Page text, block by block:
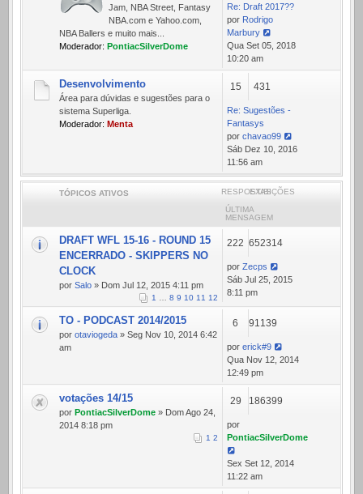
Jam, NBA Street, Fantasy
NBA.com e Yahoo.com,
NBA Ballers e muito mais...
Moderador: PontiacSilverDome
Re: Draft 2017??
por Rodrigo
Marbury
Ver
última
mensagem
Qua Set 05, 2018
10:20 am
Desenvolvimento
Área para dúvidas e sugestões para o
sistema Superliga.
Moderador: Menta
15 431
Re: Sugestões -
Fantasys
por chavao99
Ver
última
mensagem
Sáb Dez 10, 2016
11:56 am
TÓPICOS ATIVOS RESPOSTASEXIBIÇÕES
ÚLTIMA
MENSAGEM
DRAFT WFL 15-16 - ROUND 15
ENCERRADO - SKIPPERS NO
CLOCK
por Salo » Dom Jul 12, 2015 4:11 pm
1 8 9 10 11 12
222 652314
por Zecps
Sáb Jul 25, 2015
8:11 pm
TO - PODCAST 2014/2015
por otaviogeda » Seg Nov 10, 2014 6:42
am
6 91139
por erick#9
Qua Nov 12, 2014
12:49 pm
votações 14/15
por PontiacSilverDome » Dom Ago 24,
2014 8:18 pm
1 2
29 186399
por
PontiacSilverDome
Sex Set 12, 2014
11:22 am